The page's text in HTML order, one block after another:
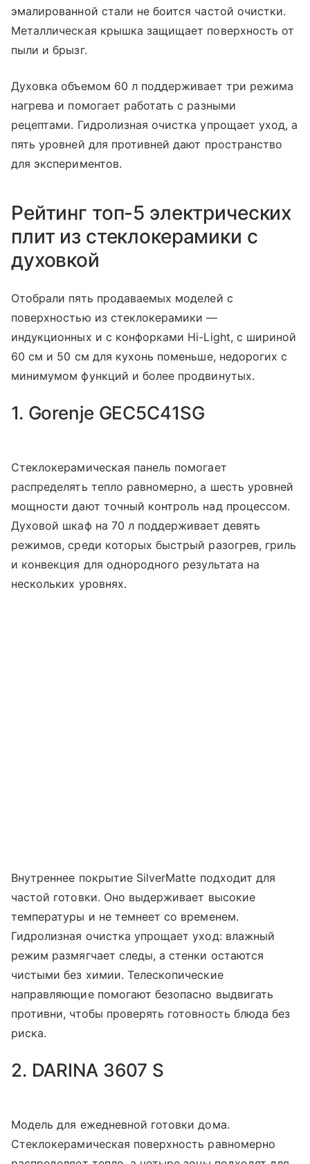
эмалированной стали не боится частой очистки.
Металлическая крышка защищает поверхность от
пыли и брызг.
Духовка объемом 60 л поддерживает три режима
нагрева и помогает работать с разными
рецептами. Гидролизная очистка упрощает уход, а
пять уровней для противней дают пространство
для экспериментов.
Рейтинг топ-5 электрических
плит из стеклокерамики с
духовкой
Отобрали пять продаваемых моделей с
поверхностью из стеклокерамики —
индукционных и с конфорками Hi-Light, с шириной
60 см и 50 см для кухонь поменьше, недорогих с
минимумом функций и более продвинутых.
1. Gorenje GEC5C41SG
Стеклокерамическая панель помогает
распределять тепло равномерно, а шесть уровней
мощности дают точный контроль над процессом.
Духовой шкаф на 70 л поддерживает девять
режимов, среди которых быстрый разогрев, гриль
и конвекция для однородного результата на
нескольких уровнях.
Внутреннее покрытие SilverMatte подходит для
частой готовки. Оно выдерживает высокие
температуры и не темнеет со временем.
Гидролизная очистка упрощает уход: влажный
режим размягчает следы, а стенки остаются
чистыми без химии. Телескопические
направляющие помогают безопасно выдвигать
противни, чтобы проверять готовность блюда без
риска.
2. DARINA 3607 S
Модель для ежедневной готовки дома.
Стеклокерамическая поверхность равномерно